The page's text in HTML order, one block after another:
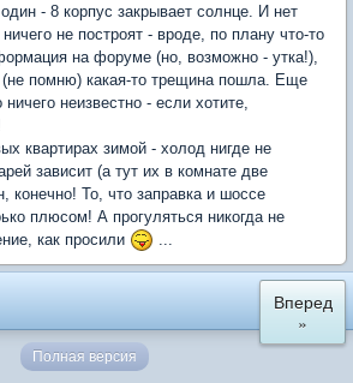
- 8 корпус закрывает солнце. И нет
не построят - вроде, по плану что-то
на форуме (но, возможно - утка!),
(не помню) какая-то трещина пошла. Еще
неизвестно - если хотите,
квартирах зимой - холод нигде не
зависит (а тут их в комнате две
конечно! То, что заправка и шоссе
плюсом! А прогуляться никогда не
как просили
Вперед
»
Полная версия